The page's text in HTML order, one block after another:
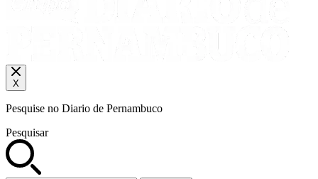
X
Pesquise no Diario de Pernambuco
Pesquisar